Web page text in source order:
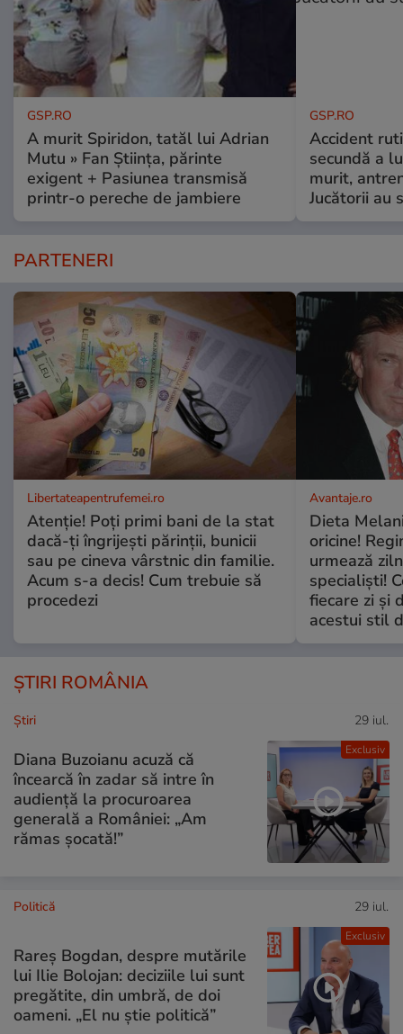
GSP.RO
A murit Spiridon, tatăl lui Adrian
Mutu » Fan Știința, părinte
exigent + Pasiunea transmisă
printr-o pereche de jambiere
GSP.RO
Accident
secundă a
murit,
Jucătorii au
PARTENERI
Libertateapentrufemei.ro
Atenție! Poți primi bani de la stat
dacă-ți îngrijești părinții, bunicii
sau pe cineva vârstnic din familie.
Acum s-a decis! Cum trebuie să
procedezi
Avantaje.ro
Dieta
oricine!
urmează
specialiști!
fiecare zi și
acestui stil
ȘTIRI ROMÂNIA
Exclusiv
Ştiri 29 iul.
Diana Buzoianu acuză că
încearcă în zadar să intre în
audiență la procuroarea
generală a României: „Am
rămas șocată!”
Exclusiv
Politică 29 iul.
Rareș Bogdan, despre mutările
lui Ilie Bolojan: deciziile lui sunt
pregătite, din umbră, de doi
oameni. „El nu știe politică”